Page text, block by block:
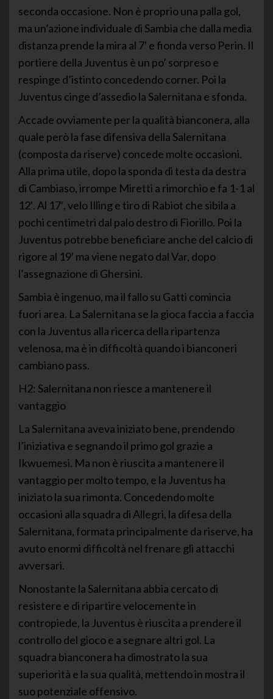
seconda occasione. Non è proprio una palla gol,
ma un’azione individuale di Sambia che dalla media
distanza prende la mira al 7′ e fionda verso Perin. Il
portiere della Juventus è un po’ sorpreso e
respinge d’istinto concedendo corner. Poi la
Juventus cinge d’assedio la Salernitana e sfonda.
Accade ovviamente per la qualità bianconera, alla
quale però la fase difensiva della Salernitana
(composta da riserve) concede molte occasioni.
Alla prima utile, dopo la sponda di testa da destra
di Cambiaso, irrompe Miretti a rimorchio e fa 1-1 al
12′. Al 17′, velo Illing e tiro di Rabiot che sibila a
pochi centimetri dal palo destro di Fiorillo. Poi la
Juventus potrebbe beneficiare anche del calcio di
rigore al 19′ ma viene negato dal Var, dopo
l’assegnazione di Ghersini.
Sambia è ingenuo, ma il fallo su Gatti comincia
fuori area. La Salernitana se la gioca faccia a faccia
con la Juventus alla ricerca della ripartenza
velenosa, ma è in difficoltà quando i bianconeri
cambiano pass.
H2: Salernitana non riesce a mantenere il
vantaggio
La Salernitana aveva iniziato bene, prendendo
l’iniziativa e segnando il primo gol grazie a
Ikwuemesi. Ma non è riuscita a mantenere il
vantaggio per molto tempo, e la Juventus ha
iniziato la sua rimonta. Concedendo molte
occasioni alla squadra di Allegri, la difesa della
Salernitana, formata principalmente da riserve, ha
avuto enormi difficoltà nel frenare gli attacchi
avversari.
Nonostante la Salernitana abbia cercato di
resistere e di ripartire velocemente in
contropiede, la Juventus è riuscita a prendere il
controllo del gioco e a segnare altri gol. La
squadra bianconera ha dimostrato la sua
superiorità e la sua qualità, mettendo in mostra il
suo potenziale offensivo.